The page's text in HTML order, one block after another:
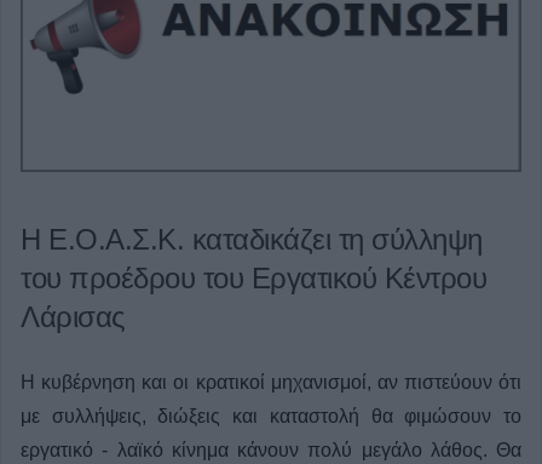
Η Ε.Ο.Α.Σ.Κ. καταδικάζει τη σύλληψη
του προέδρου του Εργατικού Κέντρου
Λάρισας
Η κυβέρνηση και οι κρατικοί μηχανισμοί, αν πιστεύουν ότι
με συλλήψεις, διώξεις και καταστολή θα φιμώσουν το
εργατικό - λαϊκό κίνημακάνουν πολύ μεγάλο λάθος. Θα